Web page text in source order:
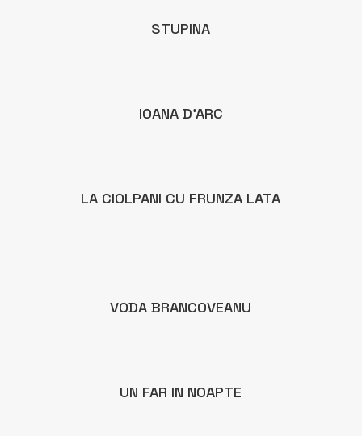
STUPINA
IOANA D'ARC
LA CIOLPANI CU FRUNZA LATA
VODA BRANCOVEANU
UN FAR IN NOAPTE